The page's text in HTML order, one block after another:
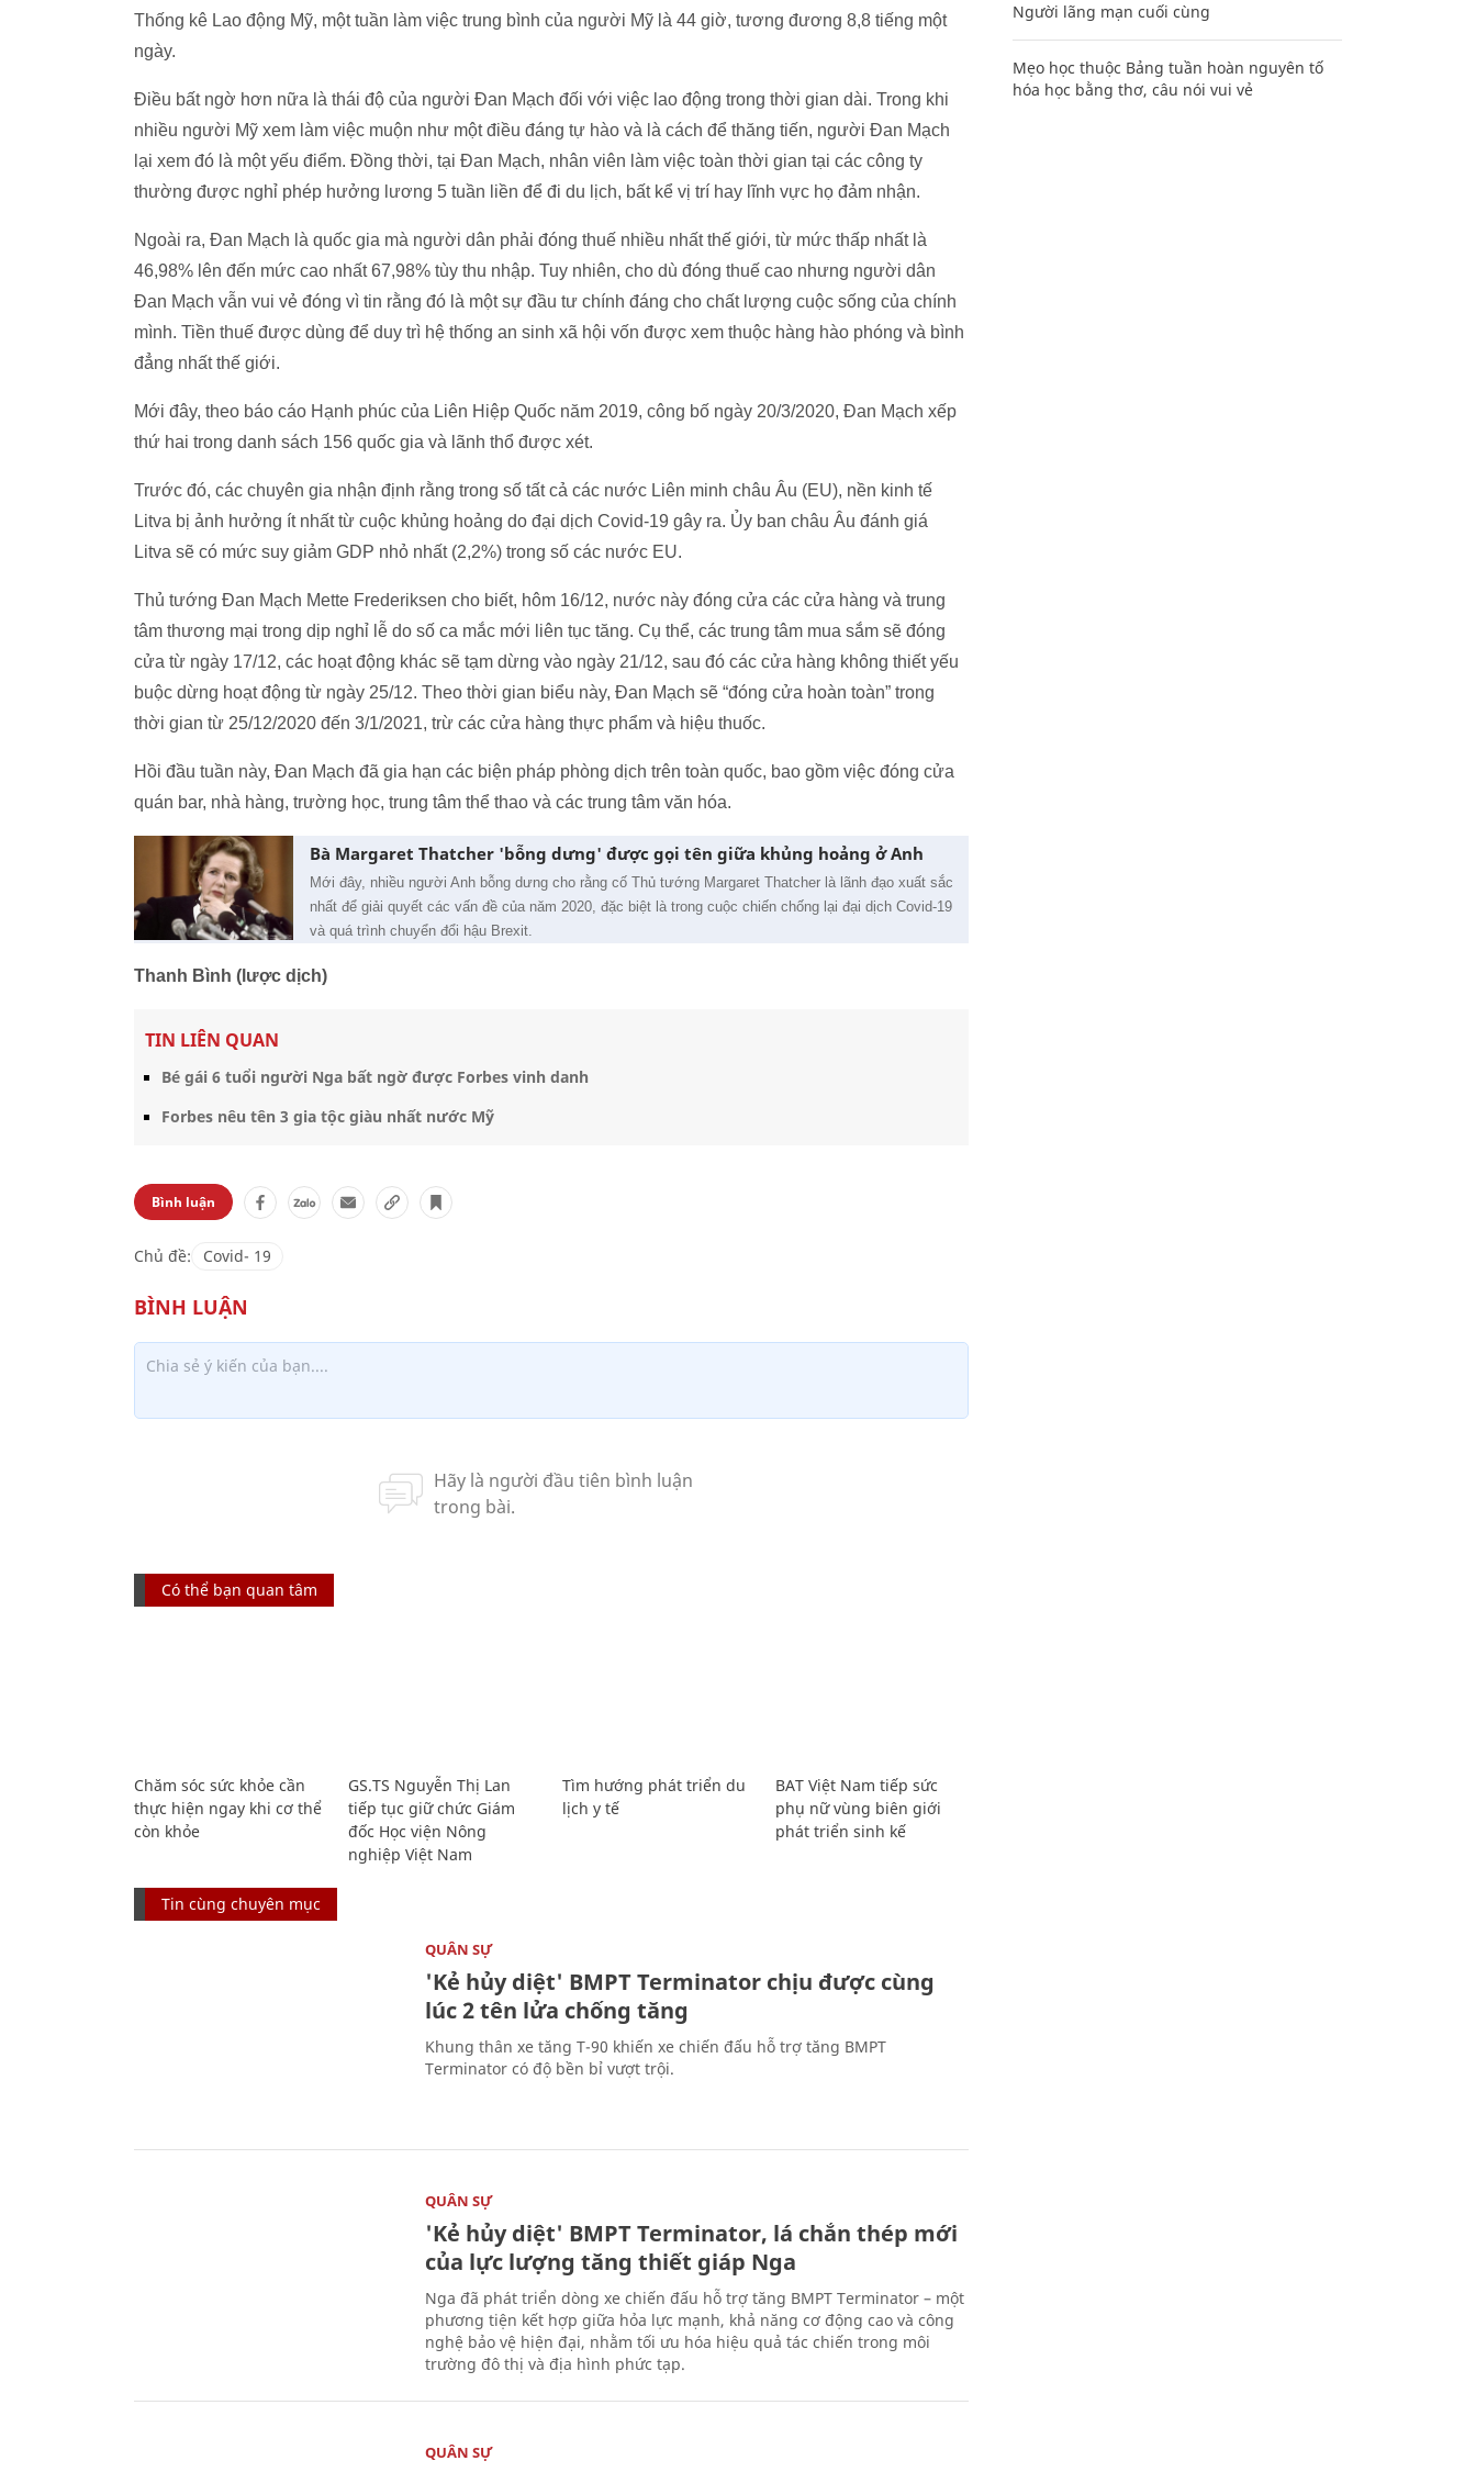
Thống kê Lao động Mỹ, một tuần làm việc trung bình của người Mỹ là 44 giờ, tương đương 8,8 tiếng một
ngày.
Điều bất ngờ hơn nữa là thái độ của người Đan Mạch đối với việc lao động trong thời gian dài. Trong khi
nhiều người Mỹ xem làm việc muộn như một điều đáng tự hào và là cách để thăng tiến, người Đan Mạch
lại xem đó là một yếu điểm. Đồng thời, tại Đan Mạch, nhân viên làm việc toàn thời gian tại các công ty
thường được nghỉ phép hưởng lương 5 tuần liền để đi du lịch, bất kể vị trí hay lĩnh vực họ đảm nhận.
Ngoài ra, Đan Mạch là quốc gia mà người dân phải đóng thuế nhiều nhất thế giới, từ mức thấp nhất là
46,98% lên đến mức cao nhất 67,98% tùy thu nhập. Tuy nhiên, cho dù đóng thuế cao nhưng người dân
Đan Mạch vẫn vui vẻ đóng vì tin rằng đó là một sự đầu tư chính đáng cho chất lượng cuộc sống của chính
mình. Tiền thuế được dùng để duy trì hệ thống an sinh xã hội vốn được xem thuộc hàng hào phóng và bình
đẳng nhất thế giới.
Mới đây, theo báo cáo Hạnh phúc của Liên Hiệp Quốc năm 2019, công bố ngày 20/3/2020, Đan Mạch xếp
thứ hai trong danh sách 156 quốc gia và lãnh thổ được xét.
Trước đó, các chuyên gia nhận định rằng trong số tất cả các nước Liên minh châu Âu (EU), nền kinh tế
Litva bị ảnh hưởng ít nhất từ cuộc khủng hoảng do đại dịch Covid-19 gây ra. Ủy ban châu Âu đánh giá
Litva sẽ có mức suy giảm GDP nhỏ nhất (2,2%) trong số các nước EU.
Thủ tướng Đan Mạch Mette Frederiksen cho biết, hôm 16/12, nước này đóng cửa các cửa hàng và trung
tâm thương mại trong dịp nghỉ lễ do số ca mắc mới liên tục tăng. Cụ thể, các trung tâm mua sắm sẽ đóng
cửa từ ngày 17/12, các hoạt động khác sẽ tạm dừng vào ngày 21/12, sau đó các cửa hàng không thiết yếu
buộc dừng hoạt động từ ngày 25/12. Theo thời gian biểu này, Đan Mạch sẽ “đóng cửa hoàn toàn” trong
thời gian từ 25/12/2020 đến 3/1/2021, trừ các cửa hàng thực phẩm và hiệu thuốc.
Hồi đầu tuần này, Đan Mạch đã gia hạn các biện pháp phòng dịch trên toàn quốc, bao gồm việc đóng cửa
quán bar, nhà hàng, trường học, trung tâm thể thao và các trung tâm văn hóa.
Bà Margaret Thatcher 'bỗng dưng' được gọi tên giữa khủng hoảng ở Anh
Mới đây, nhiều người Anh bỗng dưng cho rằng cố Thủ tướng Margaret Thatcher là lãnh đạo xuất sắc
nhất để giải quyết các vấn đề của năm 2020, đặc biệt là trong cuộc chiến chống lại đại dịch Covid-19
và quá trình chuyển đổi hậu Brexit.
Thanh Bình (lược dịch)
TIN LIÊN QUAN
Bé gái 6 tuổi người Nga bất ngờ được Forbes vinh danh
Forbes nêu tên 3 gia tộc giàu nhất nước Mỹ
Bình luận
Chủ đề: Covid- 19
Có thể bạn quan tâm
Chăm sóc sức khỏe cần
thực hiện ngay khi cơ thể
còn khỏe
GS.TS Nguyễn Thị Lan
tiếp tục giữ chức Giám
đốc Học viện Nông
nghiệp Việt Nam
Tìm hướng phát triển du
lịch y tế
BAT Việt Nam tiếp sức
phụ nữ vùng biên giới
phát triển sinh kế
Tin cùng chuyên mục
QUÂN SỰ
'Kẻ hủy diệt' BMPT Terminator chịu được cùng
lúc 2 tên lửa chống tăng
Khung thân xe tăng T-90 khiến xe chiến đấu hỗ trợ tăng BMPT
Terminator có độ bền bỉ vượt trội.
QUÂN SỰ
'Kẻ hủy diệt' BMPT Terminator, lá chắn thép mới
của lực lượng tăng thiết giáp Nga
Nga đã phát triển dòng xe chiến đấu hỗ trợ tăng BMPT Terminator – một
phương tiện kết hợp giữa hỏa lực mạnh, khả năng cơ động cao và công
nghệ bảo vệ hiện đại, nhằm tối ưu hóa hiệu quả tác chiến trong môi
trường đô thị và địa hình phức tạp.
QUÂN SỰ
Người lãng mạn cuối cùng
Mẹo học thuộc Bảng tuần hoàn nguyên tố
hóa học bằng thơ, câu nói vui vẻ